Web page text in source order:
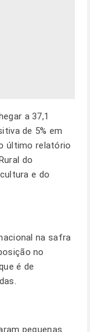
a 37,1
de 5% em
último relatório
do
e do
na safra
no
é de
pequenas